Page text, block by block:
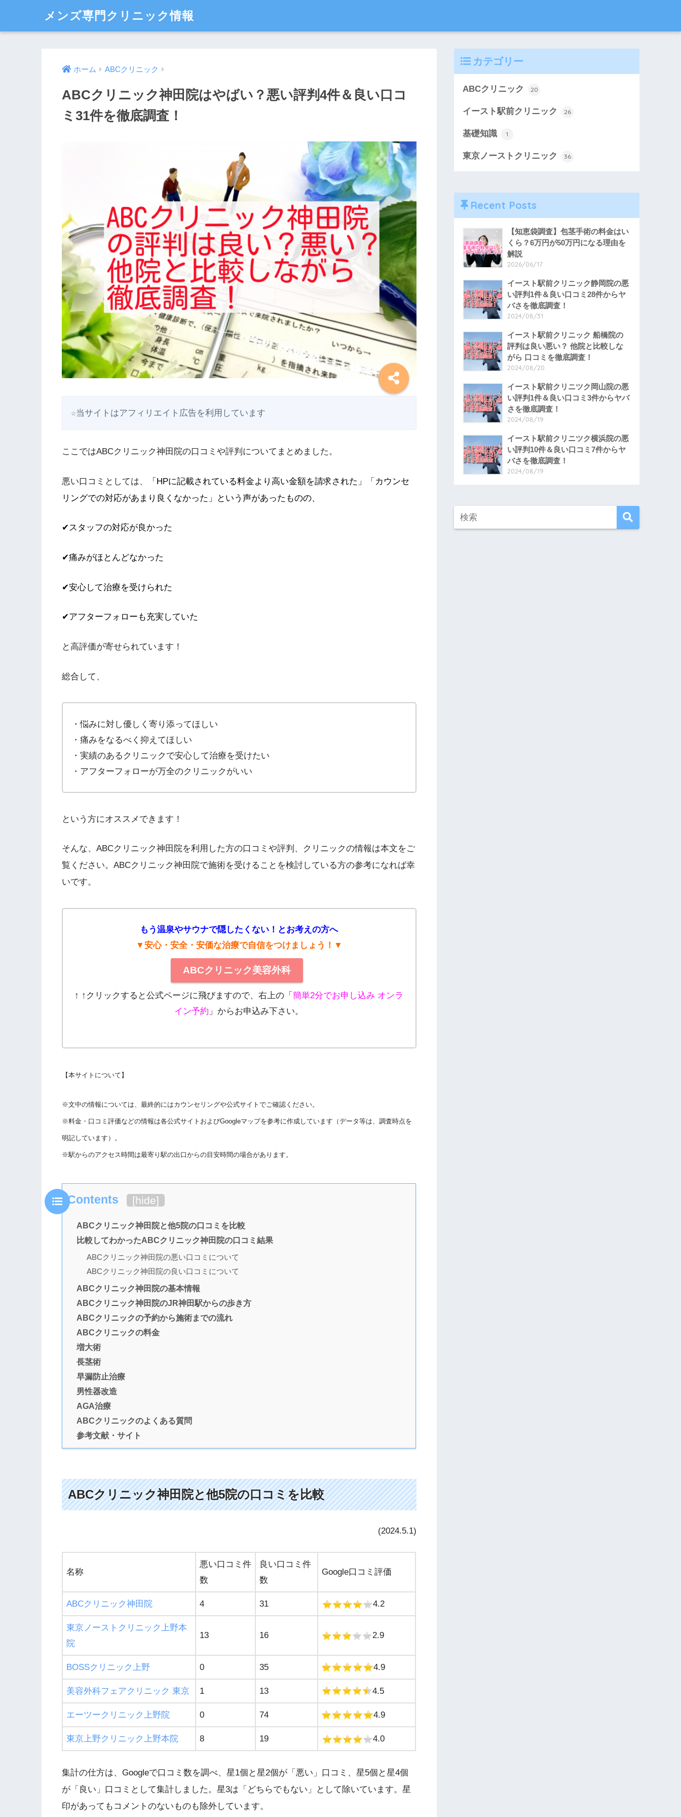
メンズ専門クリニック情報
ホーム ABCクリニック
ABCクリニック神田院はやばい？悪い評判4件＆良い口コ
ミ31件を徹底調査！
☆当サイトはアフィリエイト広告を利用しています
ここではABCクリニック神田院の口コミや評判についてまとめました。
悪い口コミとしては、
「HPに記載されている料金より高い金額を請求された」「カウンセ
リングでの対応があまり良くなかった」という声があったものの、
✔スタッフの対応が良かった
✔痛みがほとんどなかった
✔安心して治療を受けられた
✔アフターフォローも充実していた
と高評価が寄せられています！
総合して、
・悩みに対し優しく寄り添ってほしい
・痛みをなるべく抑えてほしい
・実績のあるクリニックで安心して治療を受けたい
・アフターフォローが万全のクリニックがいい
という方にオススメできます！
そんな、ABCクリニック神田院を利用した方の口コミや評判、クリニックの情報は本文をご
覧ください。ABCクリニック神田院で施術を受けることを検討している方の参考になれば幸
いです。
もう温泉やサウナで隠したくない！とお考えの方へ
▼安心・安全・安価な治療で自信をつけましょう！▼
ABCクリニック美容外科
↑ ↑クリックすると公式ページに飛びますので、右上の「簡単2分でお申し込み オンラ
イン予約 」からお申込み下さい。
【本サイトについて】
※文中の情報については、最終的にはカウンセリングや公式サイトでご確認ください。
※料金・口コミ評価などの情報は各公式サイトおよびGoogleマップを参考に作成しています（データ等は、調査時点を
明記しています）。
※駅からのアクセス時間は最寄り駅の出口からの目安時間の場合があります。
Contents [hide]
ABCクリニック神田院と他5院の口コミを比較
比較してわかったABCクリニック神田院の口コミ結果
ABCクリニック神田院の悪い口コミについて
ABCクリニック神田院の良い口コミについて
ABCクリニック神田院の基本情報
ABCクリニック神田院のJR神田駅からの歩き方
ABCクリニックの予約から施術までの流れ
ABCクリニックの料金
増大術
長茎術
早漏防止治療
男性器改造
AGA治療
ABCクリニックのよくある質問
参考文献・サイト
ABCクリニック神田院と他5院の口コミを比較
(2024.5.1)
名称
悪い口コミ件
数
良い口コミ件
数
Google口コミ評価
ABCクリニック神田院 4 31 4.2
東京ノーストクリニック上野本
院
13 16 2.9
BOSSクリニック上野 0 35 4.9
美容外科フェアクリニック 東京 1 13 4.5
エーツークリニック上野院 0 74 4.9
東京上野クリニック上野本院 8 19 4.0
集計の仕方は、Googleで口コミ数を調べ、星1個と星2個が「悪い」口コミ、星5個と星4個
が「良い」口コミとして集計しました。星3は「どちらでもない」として除いています。星
印があってもコメントのないものも除外しています。
カテゴリー
ABCクリニック 20
イースト駅前クリニック 26
基礎知識 1
東京ノーストクリニック 36
Recent Posts
【知恵袋調査】包茎手術の料金はい
くら？6万円が50万円になる理由を
解説
2026/06/17
イースト駅前クリニック静岡院の悪
い評判1件＆良い口コミ28件からヤ
バさを徹底調査！
2024/08/31
イースト駅前クリニック 船橋院の
評判は良い悪い？ 他院と比較しな
がら 口コミを徹底調査！
2024/08/20
イースト駅前クリニツク岡山院の悪
い評判1件＆良い口コミ3件からヤバ
さを徹底調査！
2024/08/19
イースト駅前クリニツク横浜院の悪
い評判10件＆良い口コミ7件からヤ
バさを徹底調査！
2024/08/19